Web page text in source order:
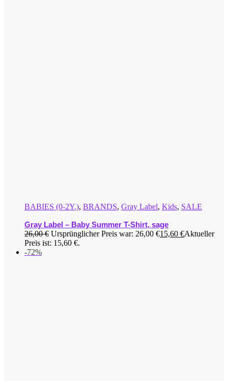
BABIES (0-2Y.), BRANDS, Gray Label, Kids, SALE
Gray Label – Baby Summer T-Shirt, sage
26,00€ Ursprünglicher Preis war: 26,00 €15,60 €Aktueller
Preis ist: 15,60 €.
-72%